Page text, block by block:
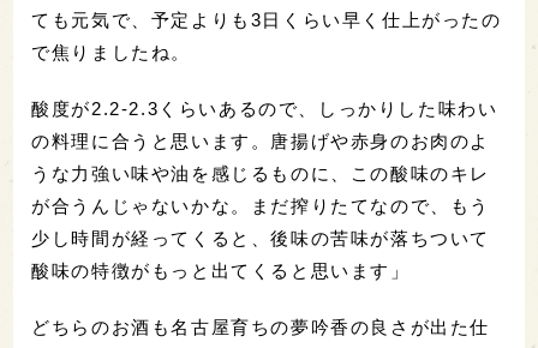
ても元気で、予定よりも3日くらい早く仕上がったの
で焦りましたね。
酸度が2.2-2.3くらいあるので、しっかりした味わい
の料理に合うと思います。唐揚げや赤身のお肉のよ
うな力強い味や油を感じるものに、この酸味のキレ
が合うんじゃないかな。まだ搾りたてなので、もう
少し時間が経ってくると、後味の苦味が落ちついて
酸味の特徴がもっと出てくると思います」
どちらのお酒も名古屋育ちの夢吟香の良さが出た仕